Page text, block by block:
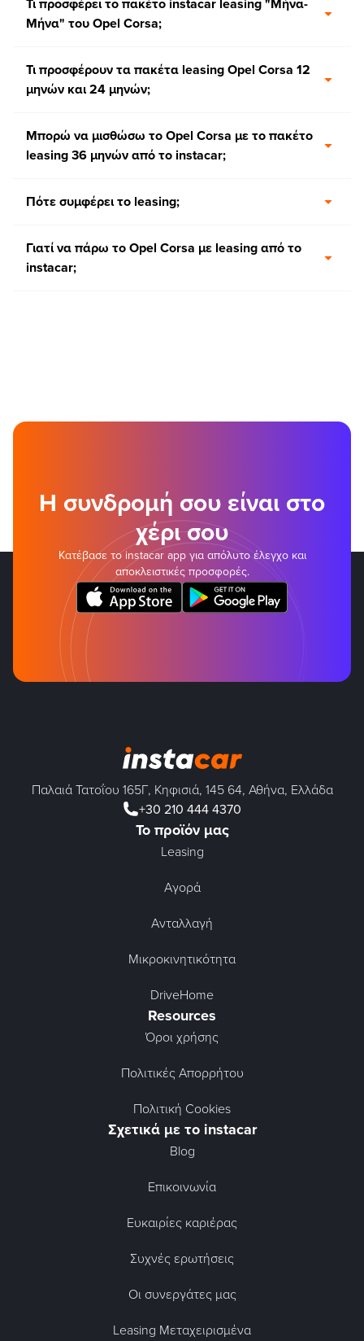
Μήνα" του Opel Corsa;
Τι προσφέρουν τα πακέτα leasing Opel Corsa 12
μηνών και 24 μηνών;
Μπορώ να μισθώσω το Opel Corsa με το πακέτο
leasing 36 μηνών από το instacar;
Πότε συμφέρει το leasing;
Γιατί να πάρω το Opel Corsa με leasing από το
instacar;
Η συνδρομή σου είναι στο
χέρι σου
Κατέβασε το instacar app για απόλυτο έλεγχο και
αποκλειστικές προσφορές.
Παλαιά Τατοΐου 165Γ, Κηφισιά, 145 64, Αθήνα, Ελλάδα
+30 210 444 4370
Το προϊόν μας
Leasing
Αγορά
Ανταλλαγή
Μικροκινητικότητα
DriveHome
Resources
Όροι χρήσης
Πολιτικές Απορρήτου
Πολιτική Cookies
Σχετικά με το instacar
Blog
Επικοινωνία
Ευκαιρίες καριέρας
Συχνές ερωτήσεις
Οι συνεργάτες μας
Leasing Μεταχειρισμένα